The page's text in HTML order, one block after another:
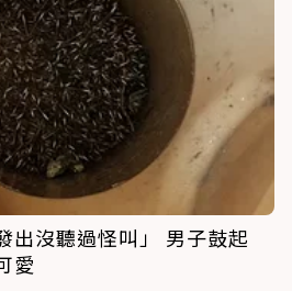
出沒聽過怪叫」 男子鼓起
愛